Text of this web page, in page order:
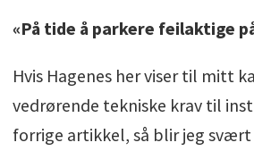
«På tide å parkere feilaktige
Hvis Hagenes her viser til mitt
vedrørende tekniske krav til
forrige artikkel, så blir jeg